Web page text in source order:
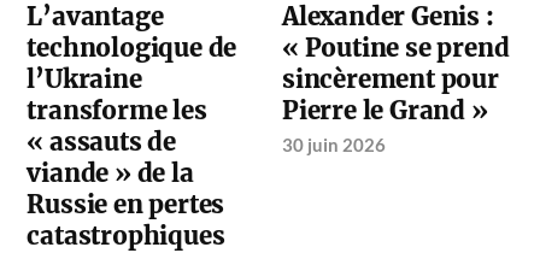
L’avantage
technologique de
l’Ukraine
transforme les
« assauts de
viande » de la
Russie en pertes
catastrophiques
Alexander Genis :
« Poutine se prend
sincèrement pour
Pierre le Grand »
30 juin 2026